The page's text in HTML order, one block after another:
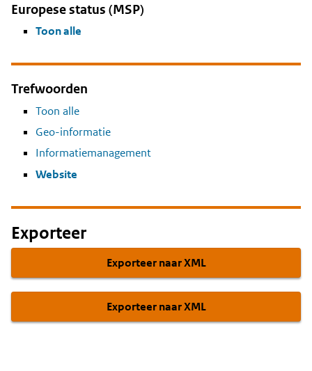
Europese status (MSP)
Toon alle
Trefwoorden
Toon alle
Geo-informatie
Informatiemanagement
Website
Exporteer
Exporteer naar XML
Exporteer naar XML